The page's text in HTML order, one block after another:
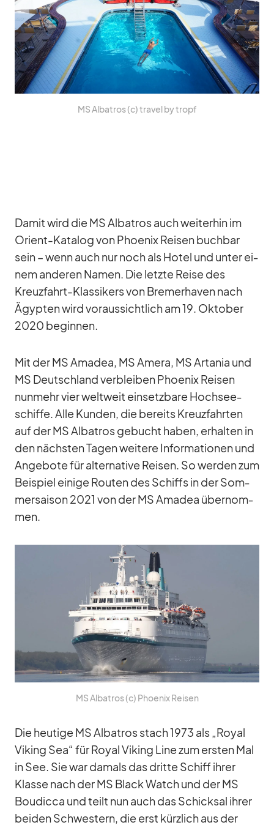
MS Al­ba­tros (c) tra­vel by tropf
Da­mit wird die MS Al­ba­tros auch wei­ter­hin im
Ori­ent-Ka­ta­log von Phoe­nix Rei­sen buch­bar
sein – wenn auch nur noch als Ho­tel und un­ter ei­
nem an­de­ren Na­men. Die letzte Reise des
Kreuz­fahrt-Klas­si­kers von Bre­mer­ha­ven nach
Ägyp­ten wird vor­aus­sicht­lich am 19. Ok­to­ber
2020 be­gin­nen.
Mit der MS Ama­dea, MS Amera, MS Arta­nia und
MS Deutsch­land ver­blei­ben Phoe­nix Rei­sen
nun­mehr vier welt­weit ein­setz­bare Hoch­see­
schiffe. Alle Kun­den, die be­reits Kreuz­fahr­ten
auf der MS Al­ba­tros ge­bucht ha­ben, er­hal­ten in
den nächs­ten Ta­gen wei­tere In­for­ma­tio­nen und
An­ge­bote für al­ter­na­tive Rei­sen. So wer­den zum
Bei­spiel ei­nige Rou­ten des Schiffs in der Som­
mer­sai­son 2021 von der MS Ama­dea über­nom­
men.
MS Al­ba­tros (c) Phoe­nix Rei­sen
Die heu­tige MS Al­ba­tros stach 1973 als „Royal
Vi­king Sea“ für Royal Vi­king Line zum ers­ten Mal
in See. Sie war da­mals das dritte Schiff ih­rer
Klasse nach der MS Black Watch und der MS
Bou­dicca und teilt nun auch das Schick­sal ih­rer
bei­den Schwes­tern, die erst kürz­lich aus der